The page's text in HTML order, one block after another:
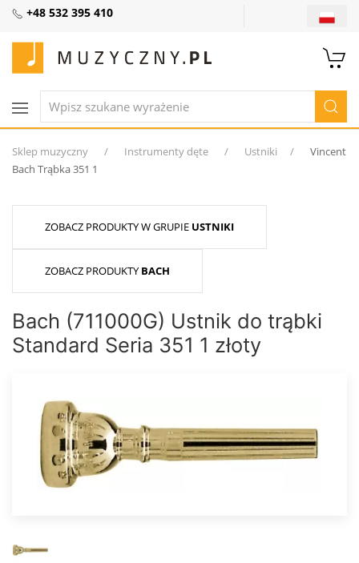
+48 532 395 410
Sklep muzyczny Instrumenty dęte Ustniki
Vincent
Bach Trąbka 351 1
ZOBACZ PRODUKTY W GRUPIE USTNIKI
ZOBACZ PRODUKTY BACH
Bach (711000G) Ustnik do trąbki
Standard Seria 351 1 złoty